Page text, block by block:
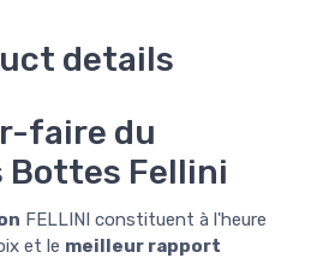
details
faire du
Bottes Fellini
FELLINI constituent à l'heure
et le meilleur rapport